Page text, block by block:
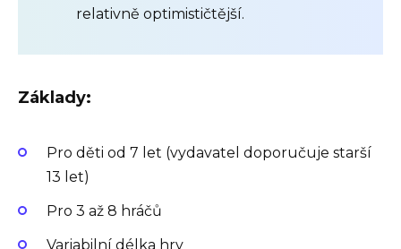
relativně optimističtější.
Základy:
Pro děti od 7 let (vydavatel doporučuje starší
13 let)
Pro 3 až 8 hráčů
Variabilní délka hry